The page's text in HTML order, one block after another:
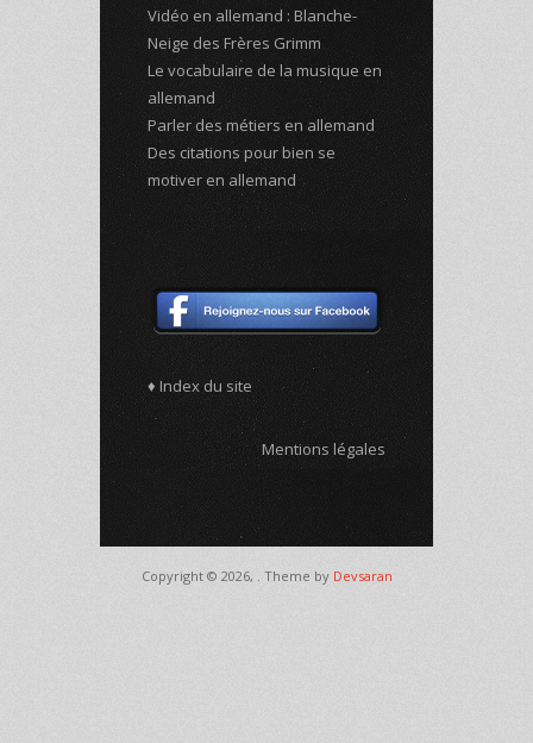
Vidéo en allemand : Blanche-
Neige des Frères Grimm
Le vocabulaire de la musique en
allemand
Parler des métiers en allemand
Des citations pour bien se
motiver en allemand
♦ Index du site
Mentions légales
Copyright © 2026, . Theme by Devsaran